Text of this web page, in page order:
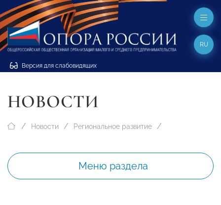
Версия для слабовидящих
RU
НОВОСТИ
Новости Региональное развитие
Меню раздела